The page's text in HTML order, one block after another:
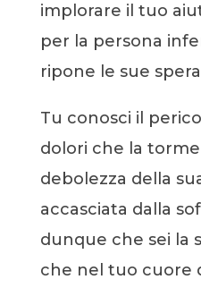
implorare il tuo
per la persona
ripone le sue
Tu conosci il
dolori che la
debolezza della
accasciata dalla
dunque che sei la
che nel tuo cuore